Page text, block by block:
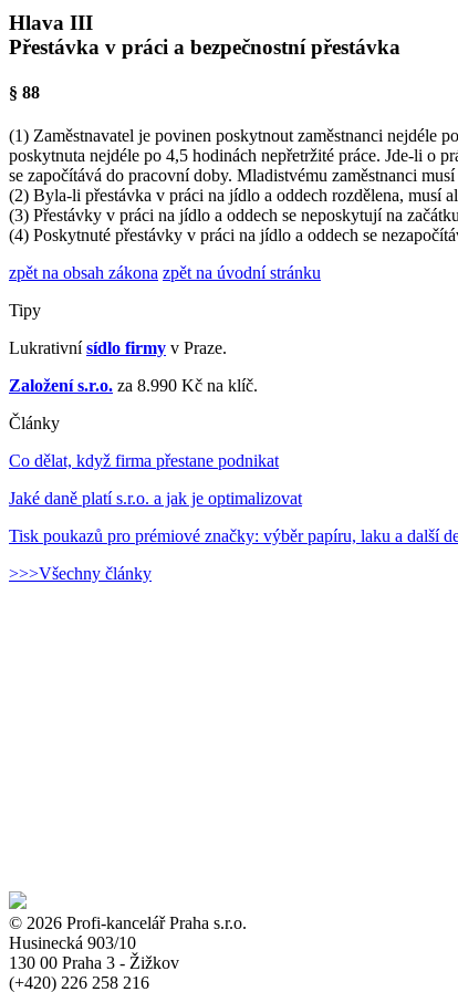
Hlava III
Přestávka v práci a bezpečnostní přestávka
§ 88
(1) Zaměstnavatel je povinen poskytnout zaměstnanci nejdéle
poskytnuta nejdéle po 4,5 hodinách nepřetržité práce. Jde-li o
se započítává do pracovní doby. Mladistvému zaměstnanci
(2) Byla-li přestávka v práci na jídlo a oddech rozdělena, musí
(3) Přestávky v práci na jídlo a oddech se neposkytují na
(4) Poskytnuté přestávky v práci na jídlo a oddech se
zpět na obsah zákona zpět na úvodní stránku
Tipy
Lukrativnísídlo firmy v Praze.
Založení s.r.o. za 8.990 Kč na klíč.
Články
Co dělat, když firma přestane podnikat
Jaké daně platí s.r.o. a jak je optimalizovat
Tisk poukazů pro prémiové značky: výběr papíru, laku a další
>>>Všechny články
© 2026 Profi-kancelář Praha s.r.o.
Husinecká 903/10
130 00 Praha 3 - Žižkov
(+420) 226 258 216